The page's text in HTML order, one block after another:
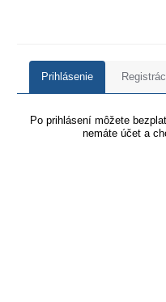
Prihlásenie
Po prihlásení môžete
nemáte účet a